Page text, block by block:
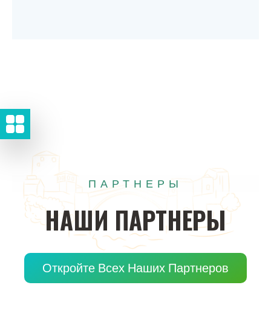
ПАРТНЕРЫ
НАШИ ПАРТНЕРЫ
Откройте Всех Наших Партнеров